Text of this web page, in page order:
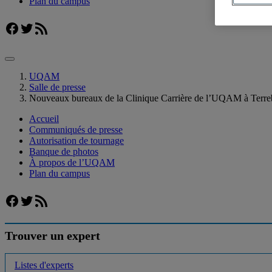
Facebook
Twitter
Flux RSS
UQAM
Salle de presse
Nouveaux bureaux de la Clinique Carrière de l’UQAM à
Accueil
Communiqués de presse
Autorisation de tournage
Banque de photos
À propos de l’UQAM
Plan du campus
Facebook
Twitter
Flux RSS
Trouver un expert
Listes d'experts